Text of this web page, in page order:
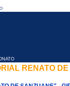
RENATO